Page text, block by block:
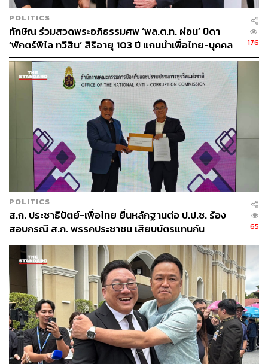
เมื่อถามย้ำว่า วันนี้ถึงเวลาหรือยัง หลังพรรคอันดับหนึ่งดู
เหมือนว่าน่าจะไม่ได้เสียงสนับสนุนถึงเป้า ถึงเวลาของพรรค
อันดับสองแล้วหรือยัง นพ.ชลน่านกล่าวว่า 8 พรรคร่วมคำนึง
ถึงผลที่จะเกิดขึ้น ถ้าการโหวตวันที่ 19 กรกฎาคมนี้ ไม่ใช่ชื่อ
พิธาแต่เป็นชื่ออื่น ไม่ได้อยู่ในนาม 8 พรรคร่วม นั่นคือความ
ต้องการ ความคาดหวังของประชาชนถูกทำลายทันที ทั้งนี้
ไม่มีคำว่า 8 พรรคร่วมอาจจะเสนอชื่ออื่น อยู่ที่การพูดคุย
เมื่อถามถึงข้อเสนอของ ปิยบุตร แสงกนกกุล แกนนำคณะ
ก้าวหน้า หากแก้ไขมาตรา 272 ไม่ได้ ให้ถอยไปเป็นฝ่ายค้าน
นพ.ชลน่านกล่าวว่า ก็เป็นความเห็นของผู้นำทางจิตวิญญาณ
ของพรรคก้าวไกล เขาจะปฏิบัติหรือไม่เราไม่ทราบ แต่เรา
ไม่มีข้อผูกมัดอะไรที่จะเป็นหรือไม่เป็นฝ่ายค้าน เพราะ
ประชาชนเสียงข้างมากเลือกให้มาเป็นฝ่ายจัดตั้งรัฐบาล ไม่ได้
เลือกให้มาเป็นฝ่ายค้าน และไม่ขอให้ความเห็นหรือวิพากษ์
วิจารณ์สิ่งที่ปิยบุตรระบุว่า ให้ยอมเป็นแกะดำใน 4 ปีนี้ เพื่อให้
ส่วนการพูดคุยระหว่างพรรคก้าวไกลและพรรคเพื่อไทยจะ
ชัดเจนหรือไม่ว่า 8 พรรคร่วมจะส่งชื่อใครชิงนายกรัฐมนตรี
นพ.ชลน่านกล่าวว่า คงต้องรอข้อสรุปก่อน เพราะถ้าเราไม่
ชัดเจน เมื่อถึงวันที่ 19 กรกฎาคม อีกฝ่ายหนึ่งมีเจตนาที่จะ
เสนอคู่แข่งและเดินเข้าไปสู่กับดักตรงนั้น เท่ากับเรายอมรับ
ความพ่ายแพ้ เราเอาความหวังของประชาชน 25 ล้านเสียง
ไปทลายอยู่ตรงนั้น เชื่อว่าประชาชนรับไม่ได้
POLITICS
ทักษิณ ร่วมสวดพระอภิธรรมศพ ‘พล.ต.ท. ผ่อน’ บิดา
‘พักตร์พิไล ทวีสิน’ สิริอายุ 103 ปี แกนนำเพื่อไทย-บุคคล
หลากวงการร่วมอาลัย
176
POLITICS
ส.ก. ประชาธิปัตย์-เพื่อไทย ยื่นหลักฐานต่อ ป.ป.ช. ร้อง
สอบกรณี ส.ก. พรรคประชาชน เสียบบัตรแทนกัน
65